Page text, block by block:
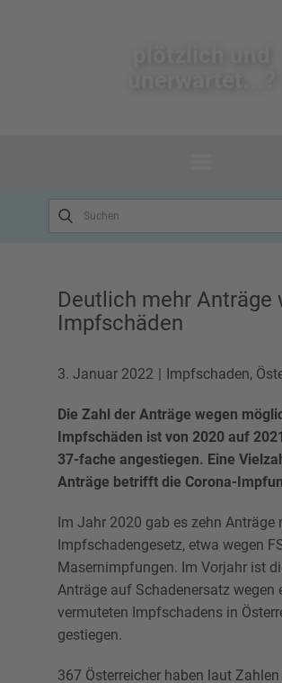
Deutlich mehr Anträge
Impfschäden
3. Januar 2022 Impfschaden,
Die Zahl der Anträge wegen
Impfschäden ist von 2020 auf
37-fache angestiegen. Eine
Anträge betrifft die Corona-
Im Jahr 2020 gab es zehn Anträge
Impfschadengesetz, etwa wegen
Masernimpfungen. Im Vorjahr ist
Anträge auf Schadenersatz wegen
vermuteten Impfschadens in
gestiegen.
367 Österreicher haben laut